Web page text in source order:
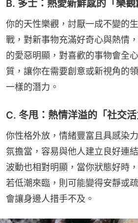
B. 多士：熱愛新鮮感的「樂觀
你的天性樂觀，討厭一成不變的
戰，對新事物充滿好奇心與熱情
的愛惡明顯，對喜歡的事物會全
質，讓你在需要創意或新視角的
一樣的潛力。
C. 冬甩：熱情洋溢的「社交活
你性格外放，情緒豐富且具感染
氛擔當，容易與他人建立良好連
波動也相對明顯，當你狀態好時
若低潮來臨，則可能變得安靜或
會讓身邊人措手不及。